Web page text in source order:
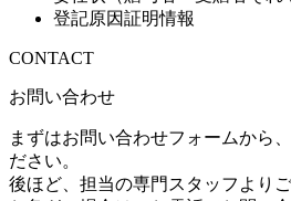
登記原因証明情報
CONTACT
お問い合わせ
まずはお問い合わせフォームから
ださい。
後ほど、担当の専門スタッフより